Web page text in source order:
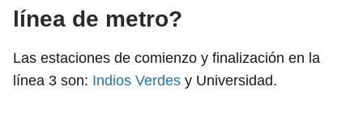
línea de metro?
Las estaciones de comienzo y finalización en la
línea 3 son: Indios Verdes y Universidad.